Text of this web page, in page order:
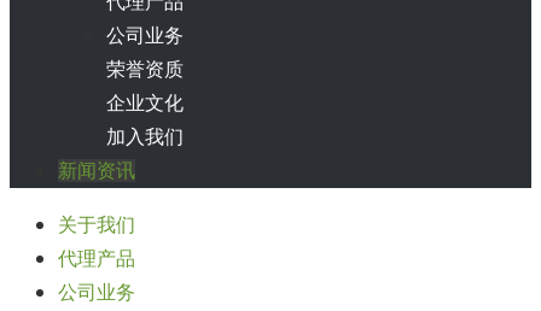
公司业务
荣誉资质
企业文化
加入我们
新闻资讯
关于我们
代理产品
公司业务